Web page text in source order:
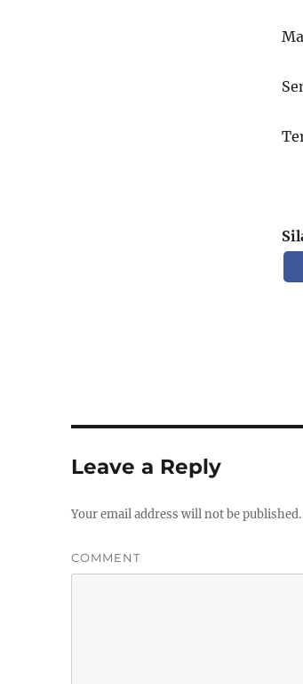
Leave a Reply
Your email address will not be published.
COMMENT